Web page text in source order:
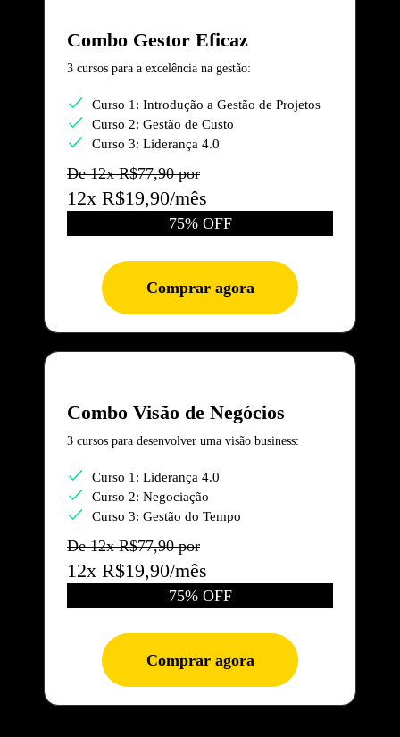
Combo Gestor Eficaz
3 cursos para a excelência na gestão:
Curso 1: Introdução a Gestão de Projetos
Curso 2: Gestão de Custo
Curso 3: Liderança 4.0
De 12x R$77,90 por
12x R$19,90/mês
75% OFF
Comprar agora
Combo Visão de Negócios
3 cursos para desenvolver uma visão business:
Curso 1: Liderança 4.0
Curso 2: Negociação
Curso 3: Gestão do Tempo
De 12x R$77,90 por
12x R$19,90/mês
75% OFF
Comprar agora